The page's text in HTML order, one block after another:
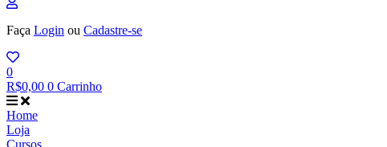
Faça Login ou Cadastre-se
0
R$0,00 0 Carrinho
Home
Loja
Cursos